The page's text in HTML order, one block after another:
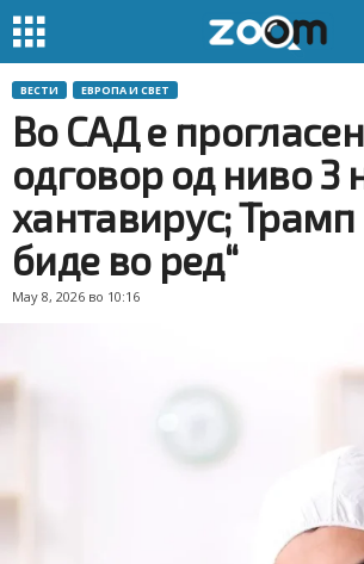
ВЕСТИ ЕВРОПА И СВЕТ
Во САД е
одговор од ниво 3
хантавирус; Трамп
биде во ред“
May 8, 2026 во 10:16